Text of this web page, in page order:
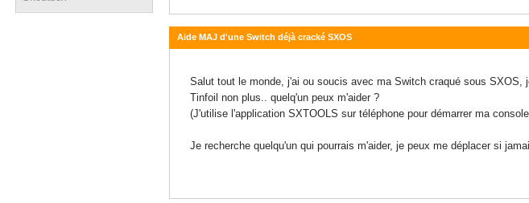
Aide MAJ d'une Switch déjà cracké SXOS
Salut tout le monde, j'ai ou soucis avec ma Switch craqué sous
Tinfoil non plus.. quelq'un peux m'aider ?
(J'utilise l'application SXTOOLS sur téléphone pour démarrer ma
Je recherche quelqu'un qui pourrais m'aider, je peux me déplacer si